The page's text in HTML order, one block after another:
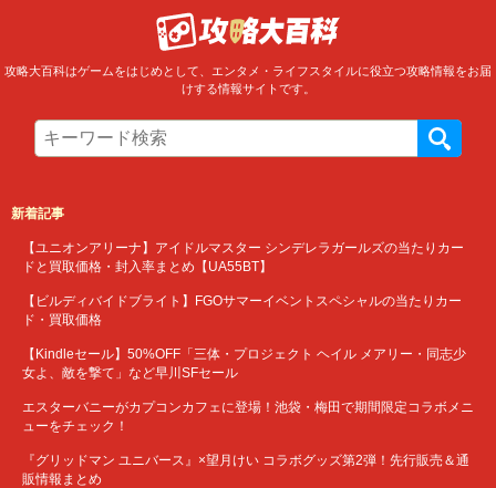
攻略大百科はゲームをはじめとして、エンタメ・ライフスタイルに役立つ攻略情報をお届
けする情報サイトです。
新着記事
【ユニオンアリーナ】アイドルマスター シンデレラガールズの当たりカー
ドと買取価格・封入率まとめ【UA55BT】
【ビルディバイドブライト】FGOサマーイベントスペシャルの当たりカー
ド・買取価格
【Kindleセール】50%OFF「三体・プロジェクト ヘイル メアリー・同志少
女よ、敵を撃て」など早川SFセール
エスターバニーがカプコンカフェに登場！池袋・梅田で期間限定コラボメニ
ューをチェック！
『グリッドマン ユニバース』×望月けい コラボグッズ第2弾！先行販売＆通
販情報まとめ